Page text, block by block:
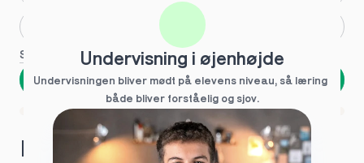
Se flere
Næste
Spring over
1 ud af 9 for at finde den rette tutor
Hvad hedder du?
Undervisning i øjenhøjde
Undervisningen bliver mødt på elevens niveau, så læring
både bliver forståelig og sjov.